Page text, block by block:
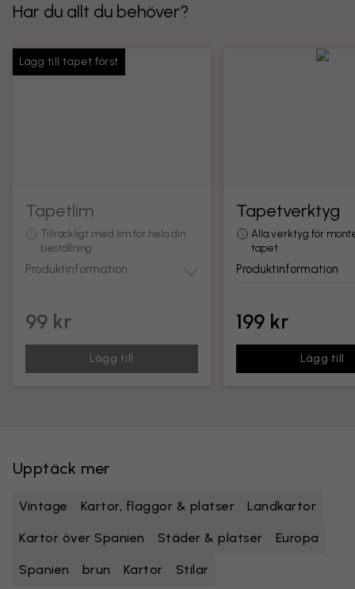
Har du allt du behöver?
Lägg till tapet först
Tapetlim
Tillräckligt med lim för hela din
beställning
Produktinformation
99 kr
Lägg till
Tapetverktyg
Alla verktyg för
tapet
Produktinformation
199 kr
Lägg till
Upptäck mer
Vintage Kartor, flaggor & platser Landkartor
Kartor över Spanien Städer & platser Europa
Spanien brun Kartor Stilar